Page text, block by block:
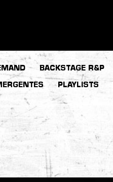
BACKSTAGE R&P
PLAYLISTS